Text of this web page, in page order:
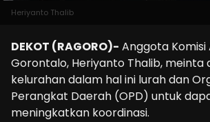
Heriyanto Thalib
DEKOT (RAGORO)- Anggota Komisi
Gorontalo, Heriyanto Thalib, meinta
kelurahan dalam hal ini lurah dan
Perangkat Daerah (OPD) untuk
meningkatkan koordinasi.